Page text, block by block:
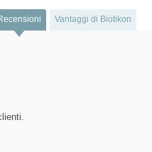
Vantaggi di Biotikon